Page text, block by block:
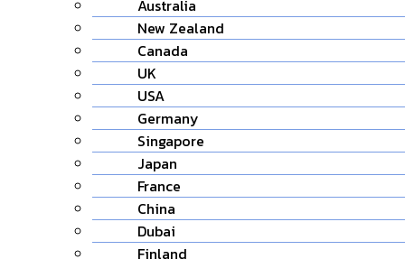
Australia
New Zealand
Canada
UK
USA
Germany
Singapore
Japan
France
China
Dubai
Finland